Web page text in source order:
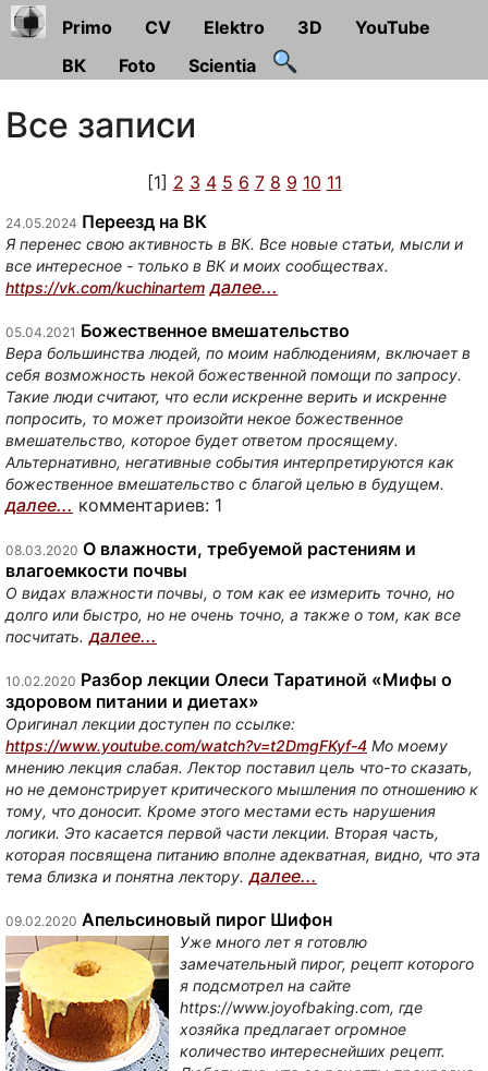
Primo CV Elektro 3D
YouTube
ВК
Foto Scientia
Все записи
[1] 2 3 4 5 6 7 8 9 10 11
24.05.2024 Переезд на ВК
Я перенес свою активность в ВК. Все новые статьи, мысли и
все интересное - только в ВК и моих сообществах.
https://vk.com/kuchinartem далее...
05.04.2021 Божественное вмешательство
Вера большинства людей, по моим наблюдениям, включает в
себя возможность некой божественной помощи по запросу.
Такие люди считают, что если искренне верить и искренне
попросить, то может произойти некое божественное
вмешательство, которое будет ответом просящему.
Альтернативно, негативные события интерпретируются как
божественное вмешательство с благой целью в будущем.
далее... комментариев: 1
08.03.2020 О влажности, требуемой растениям и
влагоемкости почвы
О видах влажности почвы, о том как ее измерить точно, но
долго или быстро, но не очень точно, а также о том, как все
посчитать. далее...
10.02.2020 Разбор лекции Олеси Таратиной «Мифы о
здоровом питании и диетах»
Оригинал лекции доступен по ссылке:
https://www.youtube.com/watch?v=t2DmgFKyf-4 Мо моему
мнению лекция слабая. Лектор поставил цель что-то сказать,
но не демонстрирует критического мышления по отношению к
тому, что доносит. Кроме этого местами есть нарушения
логики. Это касается первой части лекции. Вторая часть,
которая посвящена питанию вполне адекватная, видно, что эта
тема близка и понятна лектору. далее...
09.02.2020 Апельсиновый пирог Шифон
Уже много лет я готовлю
замечательный пирог, рецепт которого
я подсмотрел на сайте
https://www.joyofbaking.com, где
хозяйка предлагает огромное
количество интереснейших рецепт.